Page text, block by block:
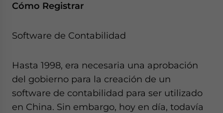
Cómo Registrar
Software de Contabilidad
Hasta 1998, era necesaria una aprobación
del gobierno para la creación de un
software de contabilidad para ser utilizado
en China. Sin embargo, hoy en día, todavía